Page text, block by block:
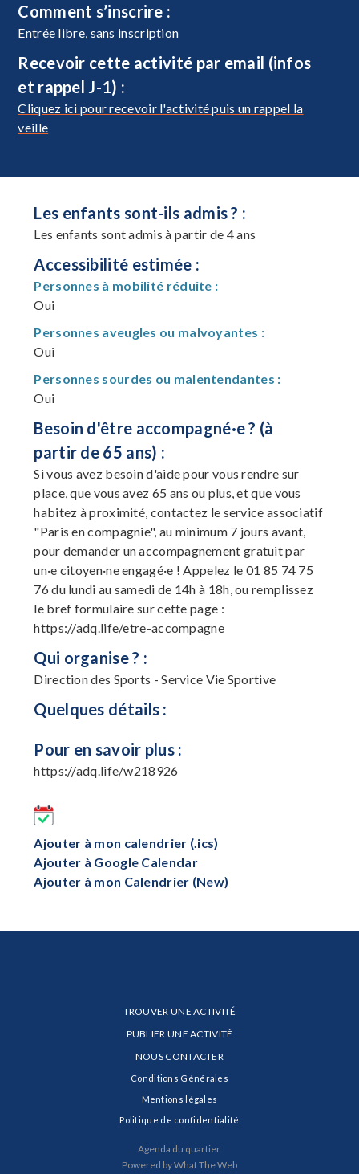
Comment s’inscrire :
Entrée libre, sans inscription
Recevoir cette activité par email (infos
et rappel J-1) :
Cliquez ici pour recevoir l'activité puis un rappel la
veille
Les enfants sont-ils admis ? :
Les enfants sont admis à partir de 4 ans
Accessibilité estimée :
Personnes à mobilité réduite :
Oui
Personnes aveugles ou malvoyantes :
Oui
Personnes sourdes ou malentendantes :
Oui
Besoin d'être accompagné·e ? (à
partir de 65 ans) :
Si vous avez besoin d'aide pour vous rendre sur
place, que vous avez 65 ans ou plus, et que vous
habitez à proximité, contactez le service associatif
"Paris en compagnie", au minimum 7 jours avant,
pour demander un accompagnement gratuit par
un·e citoyen·ne engagé·e ! Appelez le 01 85 74 75
76 du lundi au samedi de 14h à 18h, ou remplissez
le bref formulaire sur cette page :
https://adq.life/etre-accompagne
Qui organise ? :
Direction des Sports - Service Vie Sportive
Quelques détails :
Pour en savoir plus :
https://adq.life/w218926
Ajouter à mon calendrier (.ics)
Ajouter à Google Calendar
Ajouter à mon Calendrier (New)
TROUVER UNE ACTIVITÉ
PUBLIER UNE ACTIVITÉ
NOUS CONTACTER
Conditions Générales
Mentions légales
Politique de confidentialité
Agenda du quartier.
Powered by What The Web